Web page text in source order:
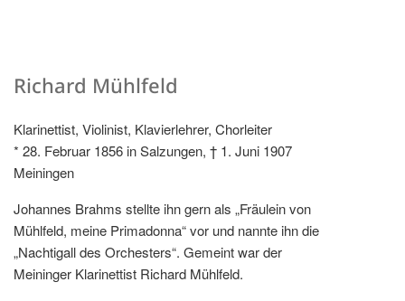
Richard Mühlfeld
Klarinettist, Violinist, Klavierlehrer, Chorleiter
* 28. Februar 1856 in Salzungen, † 1. Juni 1907
Meiningen
Johannes Brahms stellte ihn gern als „Fräulein von
Mühlfeld, meine Primadonna“ vor und nannte ihn die
„Nachtigall des Orchesters“. Gemeint war der
Meininger Klarinettist Richard Mühlfeld.